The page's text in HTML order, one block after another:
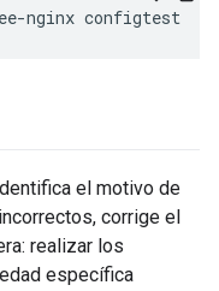
nginx configtest
el motivo de
corrige el
realizar los
específica